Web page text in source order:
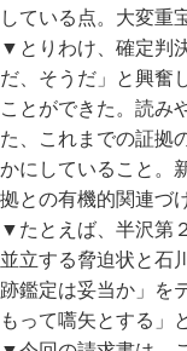
している点。大変重
▼とりわけ、確定判
だ、そうだ」と興奮
ことができた。読み
た、これまでの証拠
かにしていること。
拠との有機的関連づ
▼たとえば、半沢第
並立する脅迫状と石
跡鑑定は妥当か」を
もって嚆矢とする」